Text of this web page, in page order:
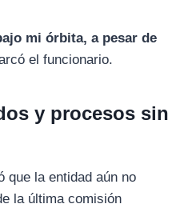
mi órbita, a pesar de
el funcionario.
y procesos sin
que la entidad aún no
la última comisión